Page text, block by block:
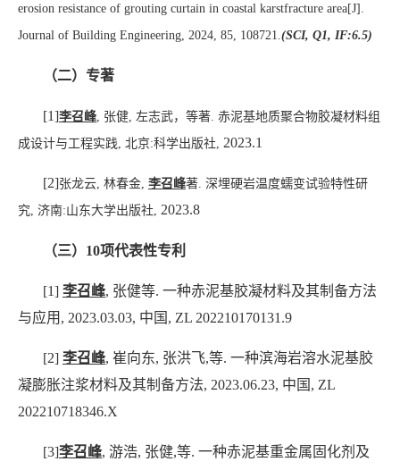
erosion resistance of grouting curtain in coastal karstfracture area[J].
Journal of Building Engineering, 2024, 85, 108721. (SCI, Q1, IF:6.5)
（二）专著
[1]李召峰 张健 左志武，等著 赤泥基地质聚合物胶凝材料组
成设计与工程实践
北京:科学出版社 2023.1
[2]张龙云 林春金 李召峰著 深埋硬岩温度蠕变试验特性研
究 济南:山东大学出版社 2023.8
（三） 10项代表性专利
[1] 李召峰, 张健等. 一种赤泥基胶凝材料及其制备方法
与应用 , 2023.03.03, 中国 , ZL 202210170131.9
[2] 李召峰, 崔向东, 张洪飞,等. 一种滨海岩溶水泥基胶
凝膨胀注浆材料及其制备方法, 2023.06.23, 中国 , ZL
202210718346.X
[3]李召峰, 游浩, 张健,等. 一种赤泥基重金属固化剂及